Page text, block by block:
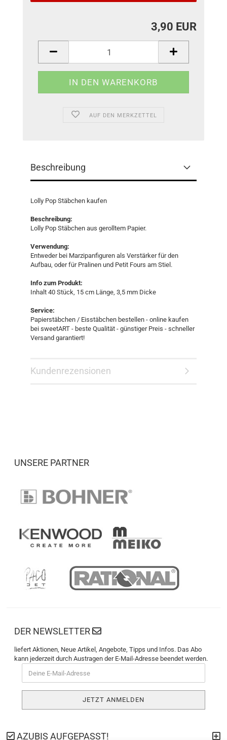
3,90 EUR
AUF DEN MERKZETTEL
Beschreibung
Lolly Pop Stäbchen kaufen
Beschreibung:
Lolly Pop Stäbchen aus gerolltem Papier.
Verwendung:
Entweder bei Marzipanfiguren als Verstärker für den
Aufbau, oder für Pralinen und Petit Fours am Stiel.
Info zum Produkt:
Inhalt 40 Stück, 15 cm Länge, 3,5 mm Dicke
Service:
Papierstäbchen / Eisstäbchen bestellen - online kaufen
bei sweetART - beste Qualität - günstiger Preis - schneller
Versand garantiert!
Kundenrezensionen
UNSERE PARTNER
DER NEWSLETTER
liefert Aktionen, Neue Artikel, Angebote, Tipps und Infos. Das Abo
kann jederzeit durch Austragen der E-Mail-Adresse beendet werden.
AZUBIS AUFGEPASST!